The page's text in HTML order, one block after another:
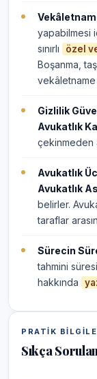
yapabilmesi
sınırlı
özel
Boşanma,
Gizlilik
Avukatlık
çekinmeden
Avukatlık
Avukatlık
belirler.
taraflar
Sürecin
tahmini
hakkında
PRATIK
Sıkça